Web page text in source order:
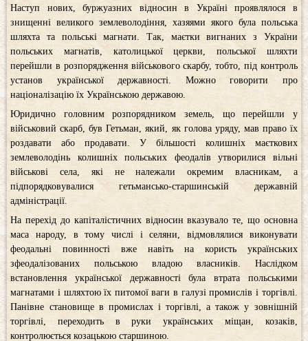
Наступ нових, буржуазних відносин в Україні проявлялося в
знищенні великого землеволодіння, хазяями якого була польська
шляхта та польські магнати. Так, маєтки вигнаних з України
польських магнатів, католицької церкви, польської шляхти
перейшли в розпорядження військового скарбу, тобто, під контроль
установ української державності. Можно говорити про
націоналізацію їх Українською державою.
Юридично головним розпорядником земель, що перейшли у
військовий скарб, був Гетьман, який, як голова уряду, мав право їх
роздавати або продавати. У більшості колишніх маєткових
землеволодінь колишніх польських феодалів утворилися вільні
військові села, які не належали окремим власникам, а
підпорядковувалися гетьмансько-старшинській державній
адміністрації.
На перехід до капіталістичних відносин вказувало те, що основна
маса народу, в тому числі і селяни, відмовлялися виконувати
феодальні повинності вже навіть на користь українських
зфеодалізованих польською владою власників. Наслідком
встановлення української державності була втрата польськими
магнатами і шляхтою їх питомої ваги в галузі промислів і торгівлі.
Панівне становище в промислах і торгівлі, а також у зовнішній
торгівлі, переходить в руки українських міщан, козаків,
контролюється козацькою старшиною.